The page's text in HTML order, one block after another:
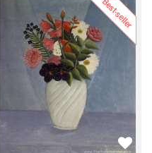
Best-seller